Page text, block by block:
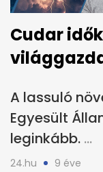
Cudar
A lassuló
Egyesült
leginkább.
24.hu 9 éve